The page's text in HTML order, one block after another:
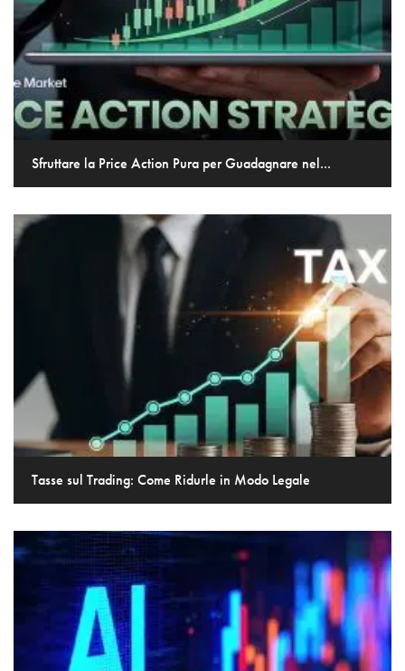
Sfruttare la Price Action Pura per Guadagnare nel...
Tasse sul Trading: Come Ridurle in Modo Legale